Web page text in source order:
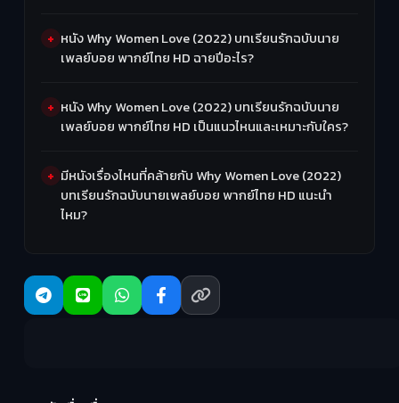
หนัง Why Women Love (2022) บทเรียนรักฉบับนาย
เพลย์บอย พากย์ไทย HD ฉายปีอะไร?
หนัง Why Women Love (2022) บทเรียนรักฉบับนาย
เพลย์บอย พากย์ไทย HD เป็นแนวไหนและเหมาะกับใคร?
มีหนังเรื่องไหนที่คล้ายกับ Why Women Love (2022)
บทเรียนรักฉบับนายเพลย์บอย พากย์ไทย HD แนะนำ
ไหม?